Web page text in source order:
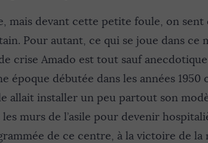
devant cette petite foule, on sent
Pour autant, ce qui se joue dans
crise Amado est tout sauf
époque débutée dans les années 1950
allait installer un peu partout son
murs de l’asile pour devenir
de ce centre, à la victoire de la